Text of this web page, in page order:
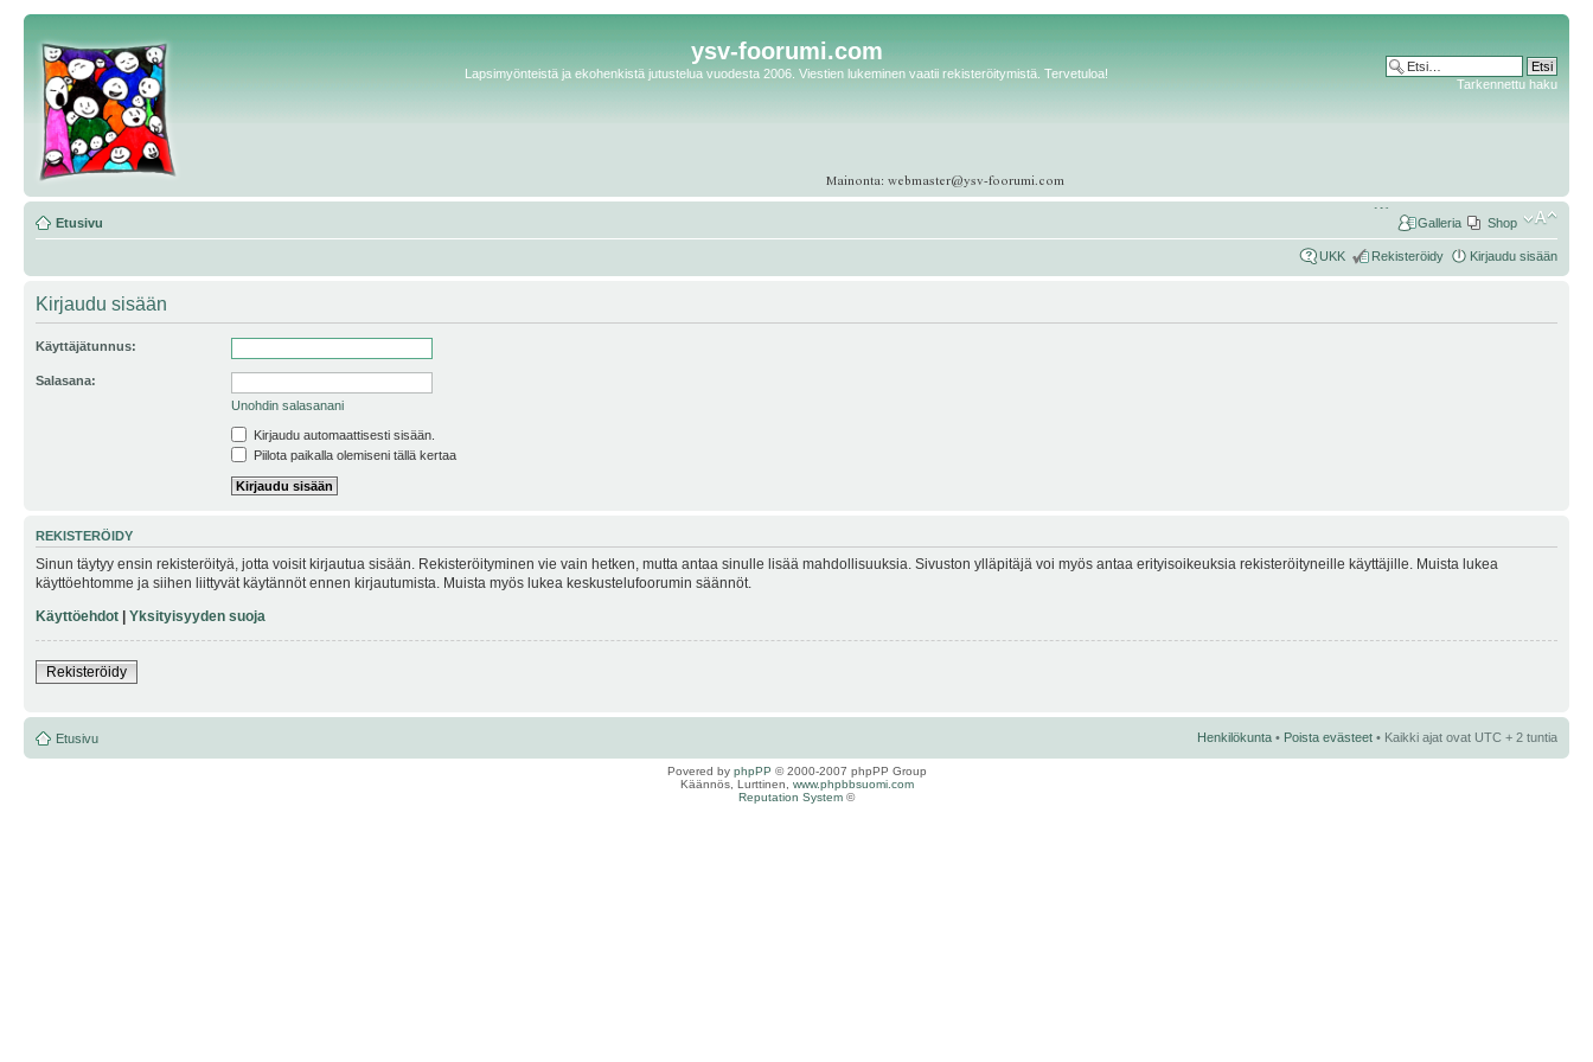
ysv-foorumi.com
Lapsimyönteistä ja ekohenkistä jutustelua vuodesta 2006. Viestien lukeminen vaatii rekisteröitymistä. Tervetuloa!
Tarkennettu haku
Etusivu Shop
Galleria
UKK Rekisteröidy Kirjaudu sisään
Kirjaudu sisään
Käyttäjätunnus:
Salasana:
Unohdin salasanani
Kirjaudu automaattisesti sisään.
Piilota paikalla olemiseni tällä kertaa
REKISTERÖIDY
Sinun täytyy ensin rekisteröityä, jotta voisit kirjautua sisään. Rekisteröityminen vie vain hetken, mutta antaa sinulle lisää mahdollisuuksia. Sivuston ylläpitäjä voi myös antaa erityisoikeuksia rekisteröityneille käyttäjille. Muista lukea
käyttöehtomme ja siihen liittyvät käytännöt ennen kirjautumista. Muista myös lukea keskustelufoorumin säännöt.
Käyttöehdot | Yksityisyyden suoja
Rekisteröidy
Etusivu Henkilökunta • Poista evästeet • Kaikki ajat ovat UTC + 2 tuntia
Povered by phpPP © 2000-2007 phpPP Group
Käännös, Lurttinen, www.phpbbsuomi.com
Reputation System ©